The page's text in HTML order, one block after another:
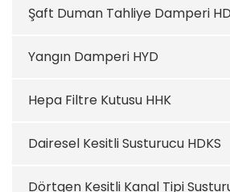
Şaft Duman Tahliye Damperi
Yangın Damperi HYD
Hepa Filtre Kutusu HHK
Dairesel Kesitli Susturucu HDKS
Dörtgen Kesitli Kanal Tipi